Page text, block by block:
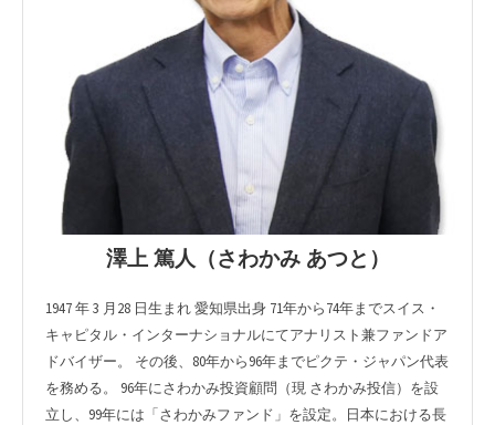
澤上 篤人（さわかみ あつと）
1947 年 3 月28 日生まれ 愛知県出身 71年から74年までスイス・
キャピタル・インターナショナルにてアナリスト兼ファンドア
ドバイザー。 その後、80年から96年までピクテ・ジャパン代表
を務める。 96年にさわかみ投資顧問（現 さわかみ投信）を設
立し、99年には「さわかみファンド」を設定。日本における長